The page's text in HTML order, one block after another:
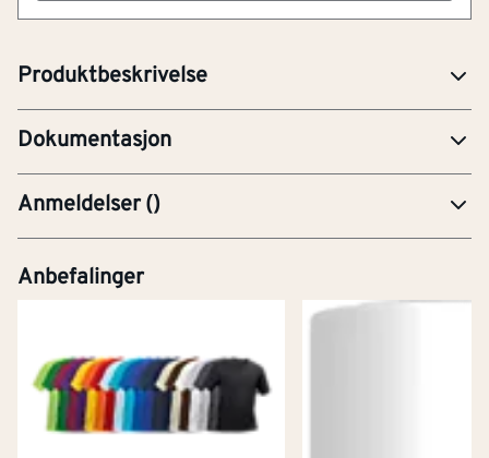
Produktbeskrivelse
H412 - Skadelig, med langtidsvirkning, for
Dokumentasjon
SDS 3M Sitrusrens Norge 20092024.pdf
Anmeldelser()
Anbefalinger